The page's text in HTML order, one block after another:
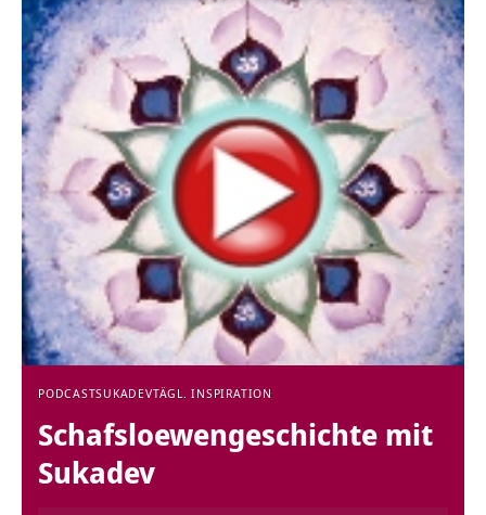
PODCASTSUKADEVTÄGL. INSPIRATION
Schafsloewengeschichte mit
Sukadev